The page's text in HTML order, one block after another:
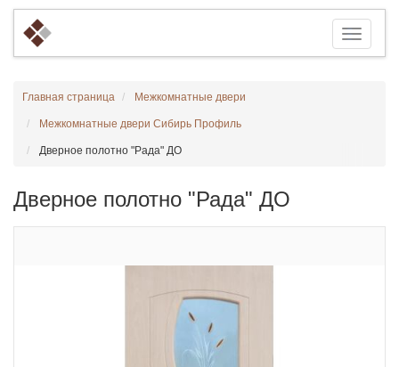
Главная страница Межкомнатные двери
Межкомнатные двери Сибирь Профиль
Дверное полотно "Рада" ДО
Дверное полотно "Рада" ДО